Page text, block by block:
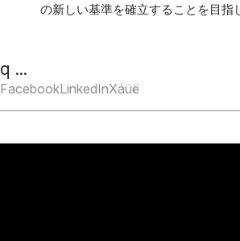
の新しい基準を確立することを目指
q ...
FacebookLinkedInXáüë